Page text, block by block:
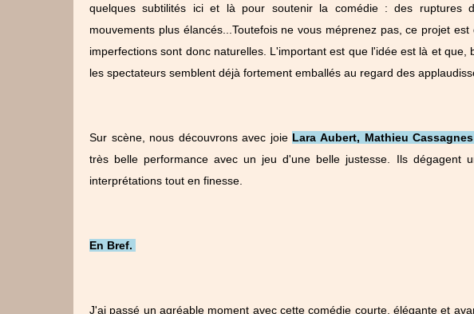
quelques subtilités ici et là pour soutenir la comédie : des ruptures
mouvements plus élancés...Toutefois ne vous méprenez pas, ce projet
imperfections sont donc naturelles. L'important est que l'idée est là et que,
les spectateurs semblent déjà fortement emballés au regard des
Sur scène, nous découvrons avec joie Lara Aubert, Mathieu
très belle performance avec un jeu d'une belle justesse. Ils dégagent
interprétations tout en finesse.
En Bref.
J'ai passé un agréable moment avec cette comédie courte, élégante et